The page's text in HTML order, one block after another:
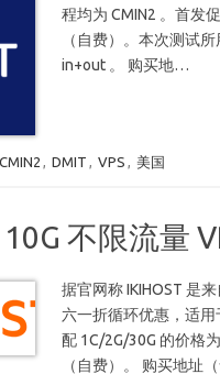
程均为 CMIN2 。首发
（自费）。本次测试
in+out 。 购买地…
CMIN2 , DMIT , VPS , 美国
不限流量
据官网称 IKIHOST 是
六一折循环优惠，适用
配 1C/2G/30G 的价格
（自费）。 购买地址